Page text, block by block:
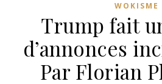
WOKISME
Trump fait
d’annonces
Par Florian